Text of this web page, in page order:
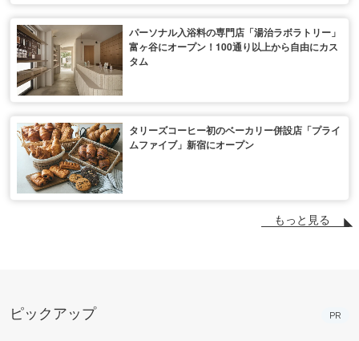
パーソナル入浴料の専門店「湯治ラボラトリー」
富ヶ谷にオープン！100通り以上から自由にカス
タム
タリーズコーヒー初のベーカリー併設店「プライ
ムファイブ」新宿にオープン
もっと見る
ピックアップ PR